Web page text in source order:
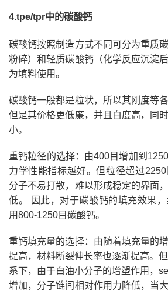
4.tpe/tpr中的碳酸钙
碳酸钙按照制造方式不同可分为重质
粉碎）和轻质碳酸钙（化学反应沉淀
为填料使用。
碳酸钙一般都是粒状，所以其刚度等
但是其价格更低廉，并且白度高，同
小。
重钙粒径的选择：由400目增加到
力学性能指标越好。但粒径超过
分子不易打散，难以形成稳定的界面
低。 因此，对于碳酸钙的填充效果
用800-1250目碳酸钙。
重钙填充量的选择：由随着填充量的
提高，材料断裂伸长率也逐渐提高。
系下，由于白油小分子的增塑作用，
增加，分子链间相对作用力降低，当